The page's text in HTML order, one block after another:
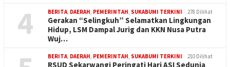
4 BERITA, DAERAH, PEMERINTAH, SUKABUMI TERKINI 278 Dilihat
Gerakan “Selingkuh” Selamatkan Lingkungan
Hidup, LSM Dampal Jurig dan KKN Nusa Putra
Wuj…
BERITA, DAERAH, PEMERINTAH, SUKABUMI TERKINI 210 Dilihat
RSUD Sekarwangi Peringati Hari ASI Sedunia